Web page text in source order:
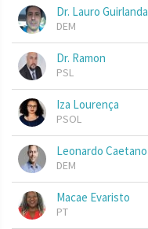
Dr. Lauro Guirlanda
DEM
Dr. Ramon
PSL
Iza Lourença
PSOL
Leonardo Caetano
DEM
Macae Evaristo
PT